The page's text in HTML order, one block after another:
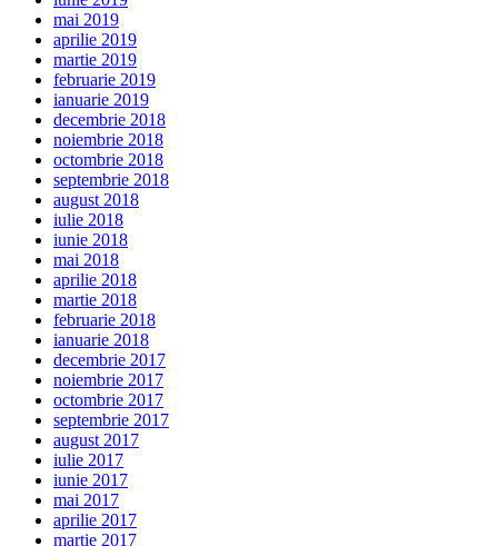
mai 2019
aprilie 2019
martie 2019
februarie 2019
ianuarie 2019
decembrie 2018
noiembrie 2018
octombrie 2018
septembrie 2018
august 2018
iulie 2018
iunie 2018
mai 2018
aprilie 2018
martie 2018
februarie 2018
ianuarie 2018
decembrie 2017
noiembrie 2017
octombrie 2017
septembrie 2017
august 2017
iulie 2017
iunie 2017
mai 2017
aprilie 2017
martie 2017